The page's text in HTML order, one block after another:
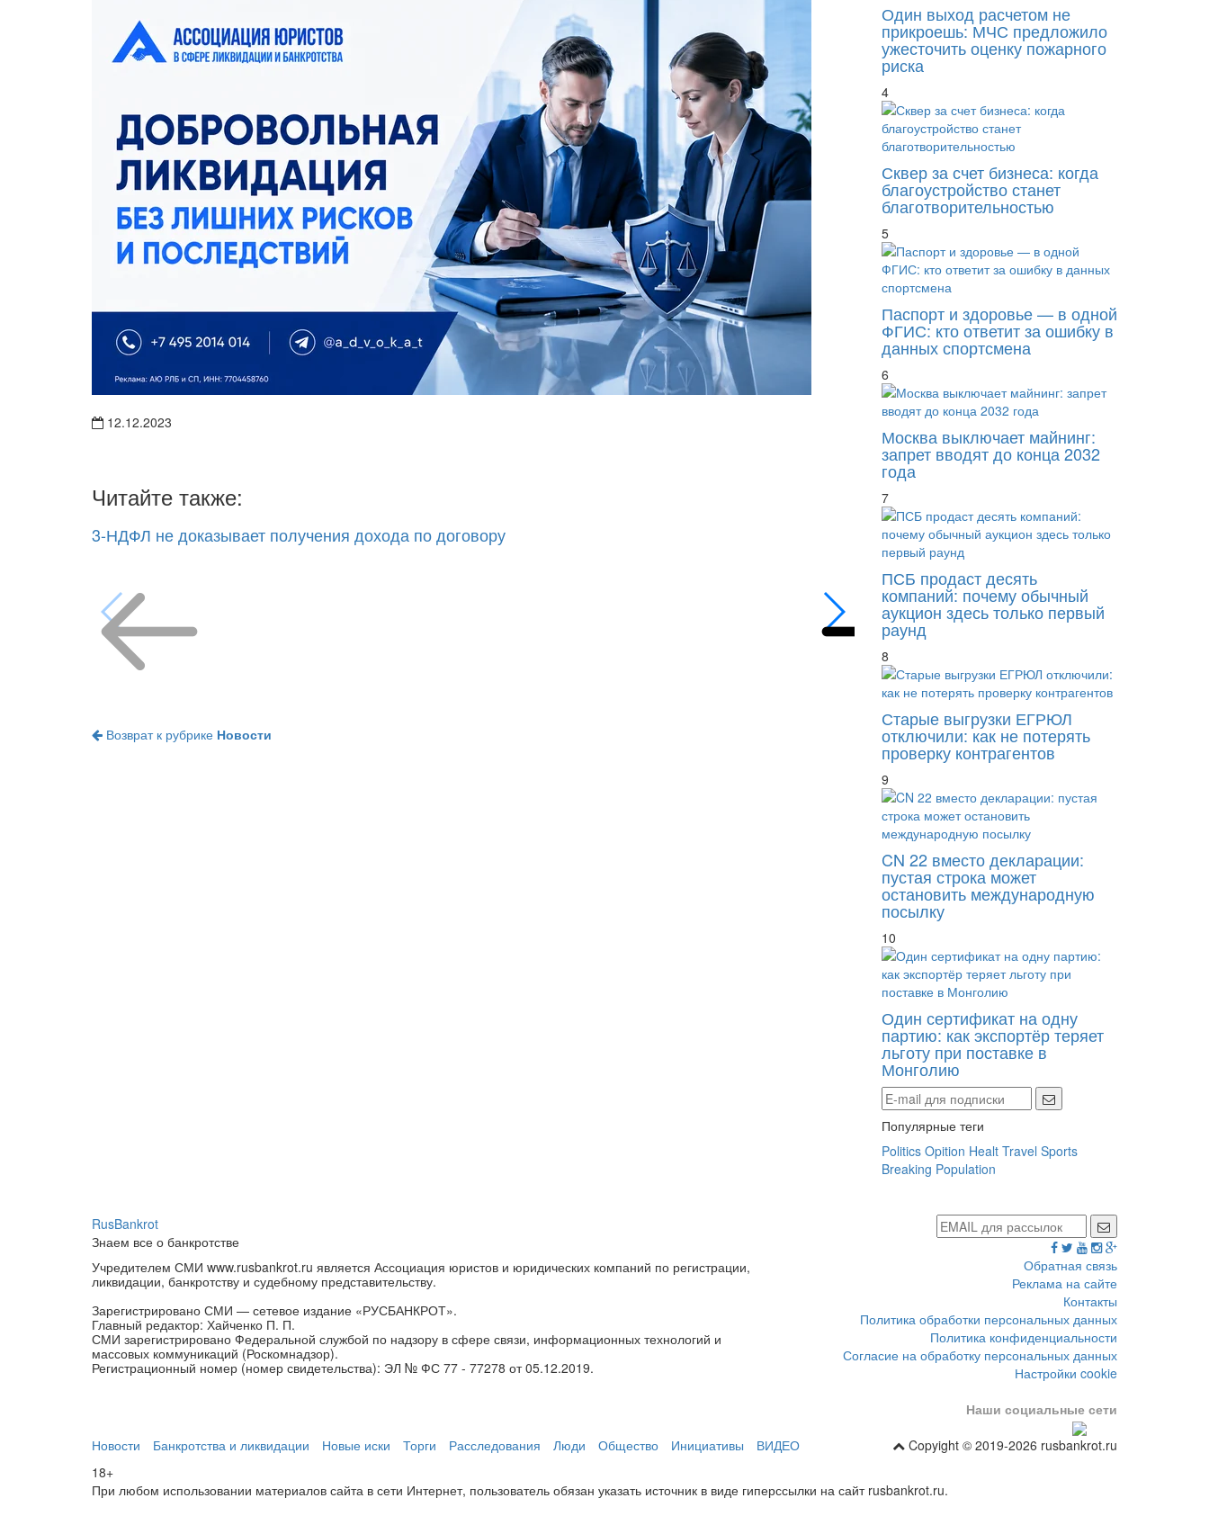
12.12.2023
Читайте также:
3-НДФЛ не доказывает получения дохода по договору Бывший бенефициар «Мосуралбанка»
Возврат к рубрике Новости
Один выход расчетом не
прикроешь: МЧС предложило
ужесточить оценку пожарного
риска
4
Сквер за счет бизнеса: когда
благоустройство станет
благотворительностью
5
Паспорт и здоровье — в одной
ФГИС: кто ответит за ошибку в
данных спортсмена
6
Москва выключает майнинг:
запрет вводят до конца 2032
года
7
ПСБ продаст десять
компаний: почему обычный
аукцион здесь только первый
раунд
8
Старые выгрузки ЕГРЮЛ
отключили: как не потерять
проверку контрагентов
9
CN 22 вместо декларации:
пустая строка может
остановить международную
посылку
10
Один сертификат на одну
партию: как экспортёр теряет
льготу при поставке в
Монголию
Популярные теги
Politics Opition Healt Travel Sports
Breaking Population
RusBankrot
Знаем все о банкротстве
Учредителем СМИ www.rusbankrot.ru является Ассоциация юристов и юридических компаний по регистрации,
ликвидации, банкротству и судебному представительству.
Зарегистрировано СМИ — сетевое издание «РУСБАНКРОТ».
Главный редактор: Хайченко П. П.
СМИ зарегистрировано Федеральной службой по надзору в сфере связи, информационных технологий и
массовых коммуникаций (Роскомнадзор).
Регистрационный номер (номер свидетельства): ЭЛ № ФС 77 - 77278 от 05.12.2019.
Обратная связь
Реклама на сайте
Контакты
Политика обработки персональных данных
Политика конфиденциальности
Согласие на обработку персональных данных
Настройки cookie
Наши социальные сети
Новости Банкротства и ликвидации Новые иски Торги Расследования Люди Общество Инициативы ВИДЕО
Copyight © 2019-2026 rusbankrot.ru
18+
При любом использовании материалов сайта в сети Интернет, пользователь обязан указать источник в виде гиперссылки на сайт rusbankrot.ru.